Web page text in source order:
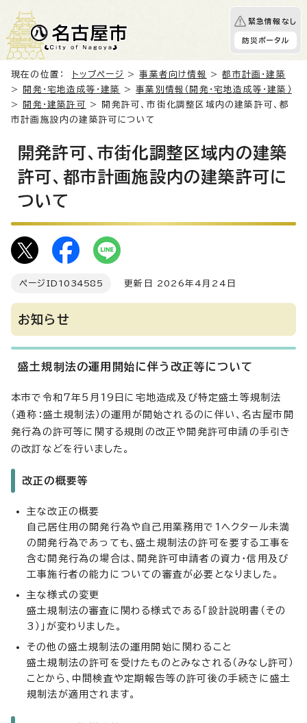
緊急情報なし
防災ポータル
現在の位置： トップページ >事業者向け情報 >都市計画・建築
>
開発・宅地造成等・建築 >事業別情報（開発・宅地造成等・建築）
>
開発・建築許可
> 開発許可、市街化調整区域内の建築許可、都
市計画施設内の建築許可について
開発許可、市街化調整区域内の建築
許可、都市計画施設内の建築許可に
ついて
ページID 1034585 更新日 2026年4月24日
お知らせ
盛土規制法の運用開始に伴う改正等について
本市で令和7年5月19日に宅地造成及び特定盛土等規制法
（通称：盛土規制法）の運用が開始されるのに伴い、名古屋市開
発行為の許可等に関する規則の改正や開発許可申請の手引き
の改訂などを行いました。
改正の概要等
主な改正の概要
自己居住用の開発行為や自己用業務用で1ヘクタール未満
の開発行為であっても、盛土規制法の許可を要する工事を
含む開発行為の場合は、開発許可申請者の資力・信用及び
工事施行者の能力についての審査が必要となりました。
主な様式の変更
盛土規制法の審査に関わる様式である「設計説明書（その
3）」が変わりました。
その他の盛土規制法の運用開始に関わること
盛土規制法の許可を受けたものとみなされる（みなし許可）
ことから、中間検査や定期報告等の許可後の手続きに盛土
規制法が適用されます。